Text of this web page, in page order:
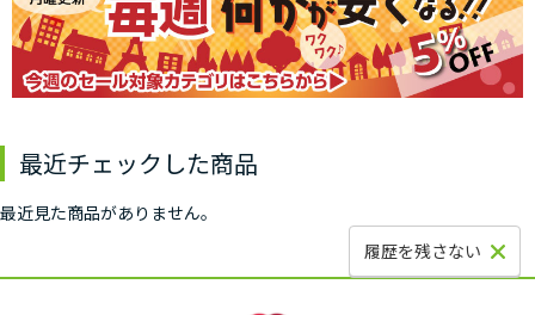
最近チェックした商品
最近見た商品がありません。
履歴を残さない